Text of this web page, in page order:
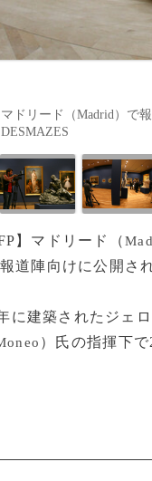
ドリード（Madrid）で
】マドリード（
道陣向けに公開さ
に建築されたジェ
）氏の指揮下